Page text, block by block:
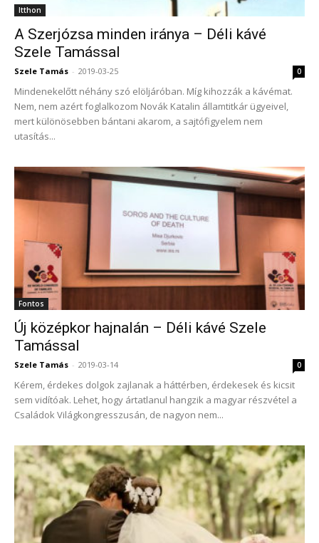
Itthon
A Szerjózsa minden iránya – Déli kávé
Szele Tamással
Szele Tamás - 2019-03-25 0
Mindenekelőtt néhány szó elöljáróban. Míg kihozzák a kávémat.
Nem, nem azért foglalkozom Novák Katalin államtitkár ügyeivel,
mert különösebben bántani akarom, a sajtófigyelem nem
utasítás...
Fontos
Új középkor hajnalán – Déli kávé Szele
Tamással
Szele Tamás - 2019-03-14 0
Kérem, érdekes dolgok zajlanak a háttérben, érdekesek és kicsit
sem vidítóak. Lehet, hogy ártatlanul hangzik a magyar részvétel a
Családok Világkongresszusán, de nagyon nem...